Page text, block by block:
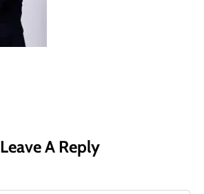
Leave A Reply